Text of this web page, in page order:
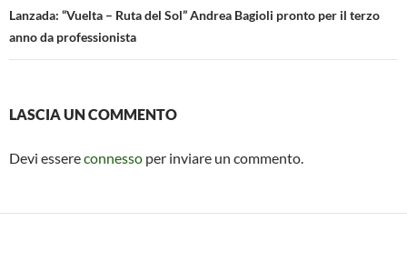
Lanzada: “Vuelta – Ruta del Sol” Andrea Bagioli pronto per il terzo
anno da professionista
LASCIA UN COMMENTO
Devi essereconnesso per inviare un commento.